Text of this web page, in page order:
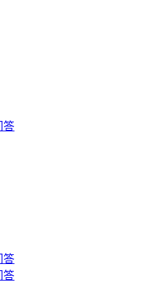
答
答
答